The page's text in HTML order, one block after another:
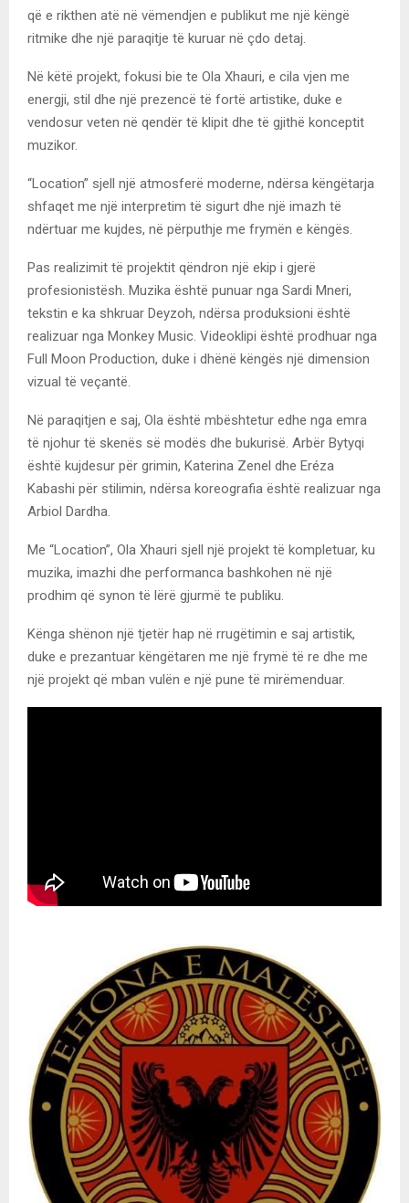
që e rikthen atë në vëmendjen e publikut me një këngë
ritmike dhe një paraqitje të kuruar në çdo detaj.
Në këtë projekt, fokusi bie te Ola Xhauri, e cila vjen me
energji, stil dhe një prezencë të fortë artistike, duke e
vendosur veten në qendër të klipit dhe të gjithë konceptit
muzikor.
“Location” sjell një atmosferë moderne, ndërsa këngëtarja
shfaqet me një interpretim të sigurt dhe një imazh të
ndërtuar me kujdes, në përputhje me frymën e këngës.
Pas realizimit të projektit qëndron një ekip i gjerë
profesionistësh. Muzika është punuar nga Sardi Mneri,
tekstin e ka shkruar Deyzoh, ndërsa produksioni është
realizuar nga Monkey Music. Videoklipi është prodhuar nga
Full Moon Production, duke i dhënë këngës një dimension
vizual të veçantë.
Në paraqitjen e saj, Ola është mbështetur edhe nga emra
të njohur të skenës së modës dhe bukurisë. Arbër Bytyqi
është kujdesur për grimin, Katerina Zenel dhe Eréza
Kabashi për stilimin, ndërsa koreografia është realizuar nga
Arbiol Dardha.
Me “Location”, Ola Xhauri sjell një projekt të kompletuar, ku
muzika, imazhi dhe performanca bashkohen në një
prodhim që synon të lërë gjurmë te publiku.
Kënga shënon një tjetër hap në rrugëtimin e saj artistik,
duke e prezantuar këngëtaren me një frymë të re dhe me
një projekt që mban vulën e një pune të mirëmenduar.